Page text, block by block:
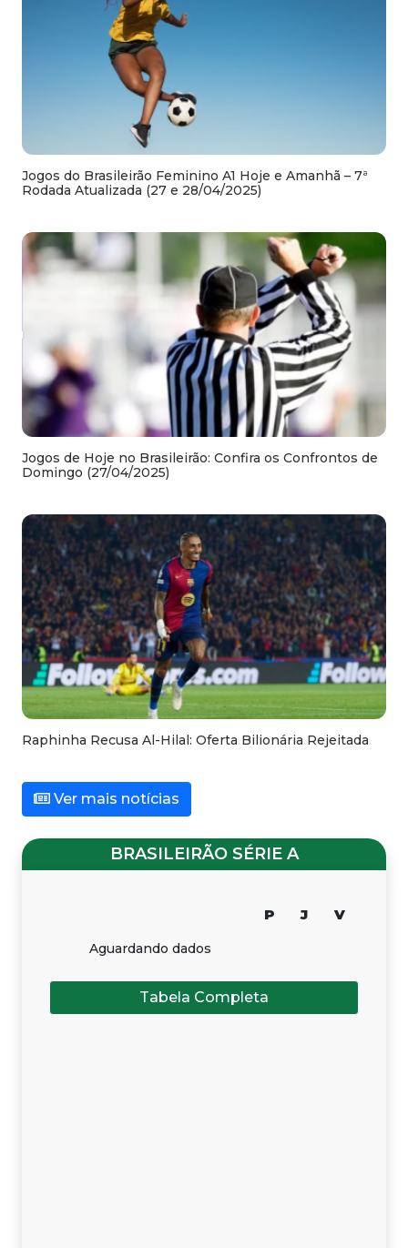
Jogos do Brasileirão Feminino A1 Hoje e Amanhã – 7ª
Rodada Atualizada (27 e 28/04/2025)
Jogos de Hoje no Brasileirão: Confira os Confrontos de
Domingo (27/04/2025)
Raphinha Recusa Al-Hilal: Oferta Bilionária Rejeitada
Ver mais notícias
BRASILEIRÃO SÉRIE A
P J V
Aguardando dados
Tabela Completa